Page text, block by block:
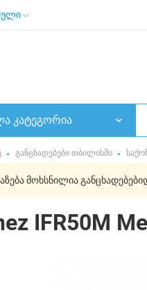
კატეგორია
განცხადებები თბილისში
მოხსნილია
IFR50M